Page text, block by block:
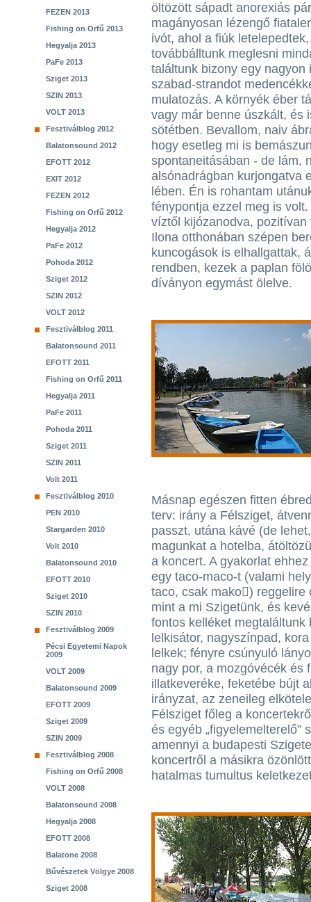
FEZEN 2013
Fishing on Orfű 2013
Hegyalja 2013
PaFe 2013
Sziget 2013
SZIN 2013
VOLT 2013
Fesztiválblog 2012
Balatonsound 2012
EFOTT 2012
EXIT 2012
FEZEN 2012
Fishing on Orfű 2012
Hegyalja 2012
PaFe 2012
Pohoda 2012
Sziget 2012
SZIN 2012
VOLT 2012
Fesztiválblog 2011
Balatonsound 2011
EFOTT 2011
Fishing on Orfű 2011
Hegyalja 2011
PaFe 2011
Pohoda 2011
Sziget 2011
SZIN 2011
Volt 2011
Fesztiválblog 2010
PEN 2010
Stargarden 2010
Volt 2010
Balatonsound 2010
EFOTT 2010
Sziget 2010
SZIN 2010
Fesztiválblog 2009
Pécsi Egyetemi Napok
2009
VOLT 2009
Balatonsound 2009
EFOTT 2009
Sziget 2009
SZIN 2009
Fesztiválblog 2008
Fishing on Orfű 2008
VOLT 2008
Balatonsound 2008
Hegyalja 2008
EFOTT 2008
Balatone 2008
Bűvészetek Völgye 2008
Sziget 2008
öltözött sápadt anorexiás
magányosan lézengő
ivót, ahol a fiúk
továbbálltunk meglesni
találtunk bizony egy
szabad-strandot
mulatozás. A környék éber
vagy már benne úszkált, és
sötétben. Bevallom, naiv
hogy esetleg mi is
spontaneitásában - de lám,
alsónadrágban kurjongatva
lében. Én is rohantam
fénypontja ezzel meg is
víztől kijózanodva,
Ilona otthonában szépen
kuncogások is elhallgattak,
rendben, kezek a paplan
díványon egymást ölelve.
Másnap egészen fitten
terv: irány a Félsziget,
passzt, utána kávé (de
magunkat a hotelba,
a koncert. A gyakorlat
egy taco-maco-t (valami
taco, csak mako) reggelire
mint a mi Szigetünk, és
fontos kelléket
lelkisátor, nagyszínpad,
lelkek; fényre csúnyuló
nagy por, a mozgóvécék és
illatkeveréke, feketébe bújt
irányzat, az zeneileg
Félsziget főleg a
és egyéb „figyelemelterelő”
amennyi a budapesti
koncertről a másikra
hatalmas tumultus